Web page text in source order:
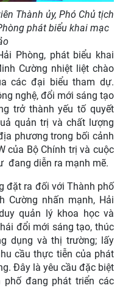
Thành ủy, Phó Chủ tịch
phát biểu khai mạc
Phòng, phát biểu khai
Cường nhiệt liệt chào
các đại biểu tham dự.
nghệ, đổi mới sáng tạo
trở thành yếu tố quyết
quản trị và chất lượng
phương trong bối cảnh
của Bộ Chính trị và cuộc
đang diễn ra mạnh mẽ.
đặt ra đối với Thành phố
Cường nhấn mạnh, Hải
quản lý khoa học và
đổi mới sáng tạo, thúc
dụng và thị trường; lấy
cầu thực tiễn của phát
Đây là yêu cầu đặc biệt
phố đang phát triển các